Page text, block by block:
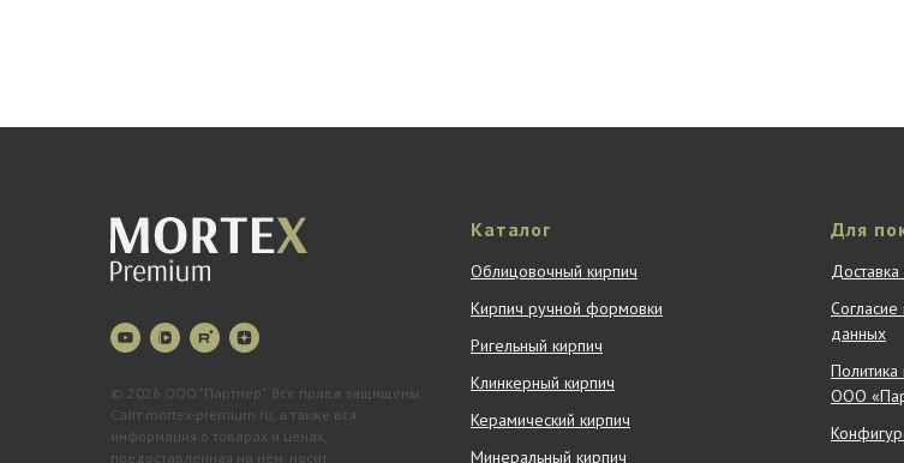
© 2026 ООО "Партнер". Все права защищены.
Сайт mortex-premium.ru, а также вся
информация о товарах и ценах,
предоставленная на нём, носит
Каталог
Облицовочный кирпич
Кирпич ручной формовки
Ригельный кирпич
Клинкерный кирпич
Керамический кирпич
Минеральный кирпич
Для
Доставка
данных
ООО